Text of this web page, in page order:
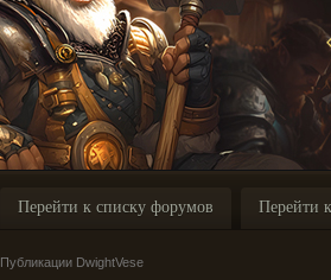
Перейти к списку форумов Перейти
Публикации DwightVese